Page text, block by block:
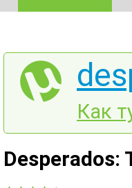
Как
Desperados: